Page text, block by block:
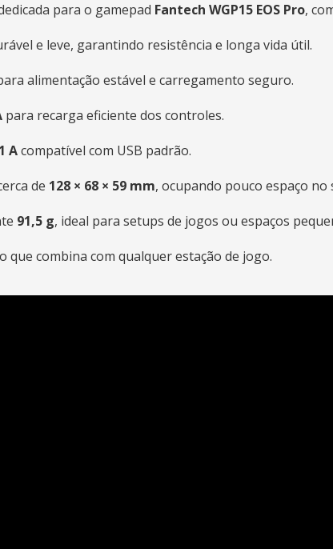
para o gamepad Fantech WGP15 EOS Pro,
e leve, garantindo resistência e longa vida útil.
alimentação estável e carregamento seguro.
para recarga eficiente dos controles.
Acompatível com USB padrão.
de 128 × 68 × 59 mm, ocupando pouco espaço no
91,5 g, ideal para setups de jogos ou espaços
que combina com qualquer estação de jogo.